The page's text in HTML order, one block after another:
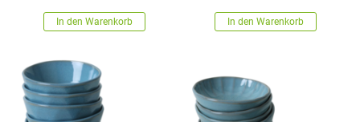
In den Warenkorb In den Warenkorb